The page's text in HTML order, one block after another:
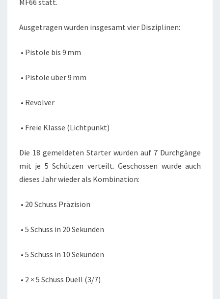
MF66 statt.
Ausgetragen wurden insgesamt vier Disziplinen:
• Pistole bis 9 mm
• Pistole über 9 mm
• Revolver
• Freie Klasse (Lichtpunkt)
Die 18 gemeldeten Starter wurden auf 7 Durchgänge
mit je 5 Schützen verteilt. Geschossen wurde auch
dieses Jahr wieder als Kombination:
• 20 Schuss Präzision
• 5 Schuss in 20 Sekunden
• 5 Schuss in 10 Sekunden
• 2 × 5 Schuss Duell (3/7)